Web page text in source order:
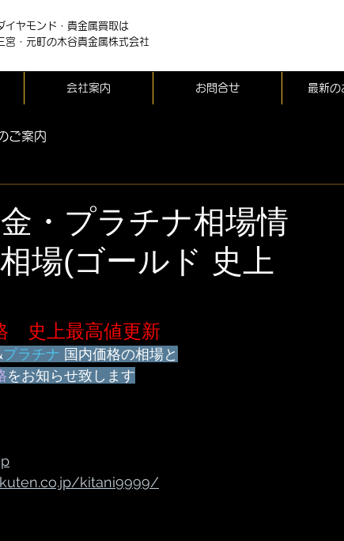
イヤモンド・貴金属買取は
宮・元町の木谷貴金属株式会社
会社案内 お問合せ 最新の
ご案内
・プラチナ相場情
場(ゴールド 史上
　史上最高値更新
プラチナ 国内価格の相場と
をお知らせ致します
kitani9999/